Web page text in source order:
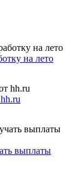
на лето
выплаты